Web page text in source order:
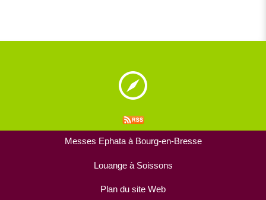
Messes Ephata à Bourg-en-Bresse
Louange à Soissons
Plan du site Web